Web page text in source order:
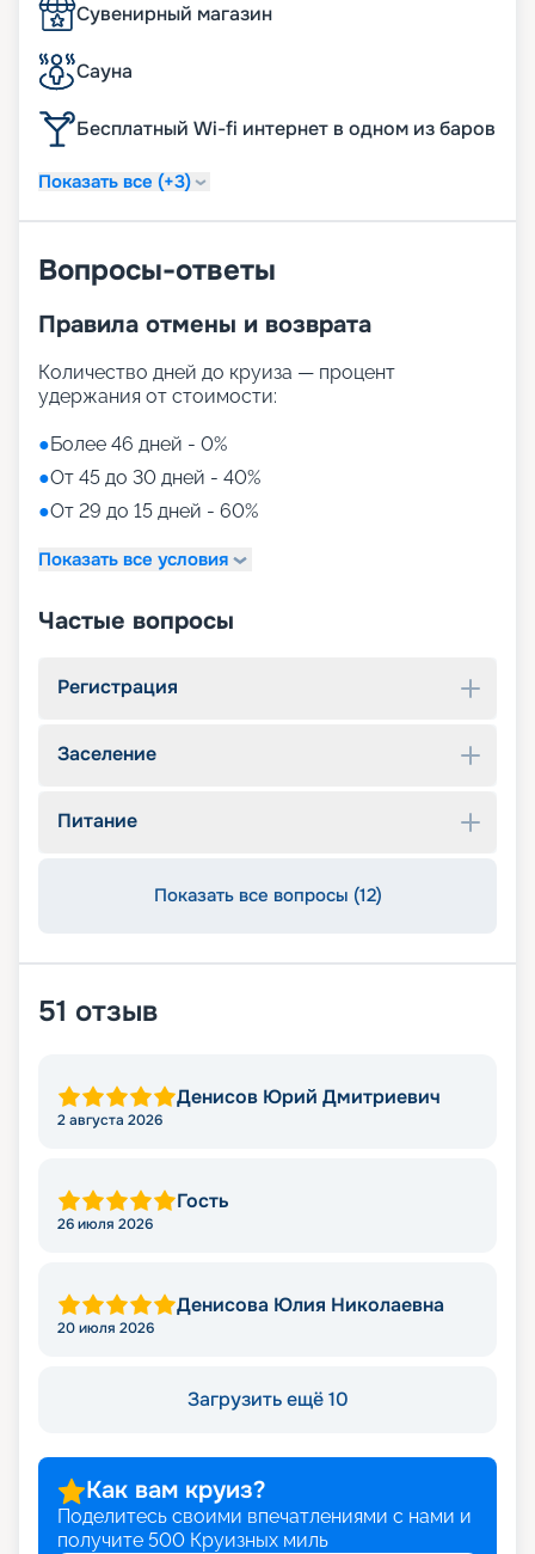
Сувенирный магазин
Сауна
Бесплатный Wi-fi интернет в одном из баров
Показать все (+3)
Вопросы-ответы
Правила отмены и возврата
Количество дней до круиза — процент
удержания от стоимости:
●Более 46 дней - 0%
●От 45 до 30 дней - 40%
●От 29 до 15 дней - 60%
Показать все условия
Частые вопросы
Регистрация
Заселение
Питание
Показать все вопросы (12)
51 отзыв
Денисов Юрий Дмитриевич
2 августа 2026
Гость
26 июля 2026
Денисова Юлия Николаевна
20 июля 2026
Загрузить ещё 10
Как вам круиз?
Поделитесь своими впечатлениями с нами и
получите 500 Круизных миль